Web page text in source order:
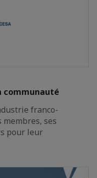
communauté
franco-
membres, ses
pour leur